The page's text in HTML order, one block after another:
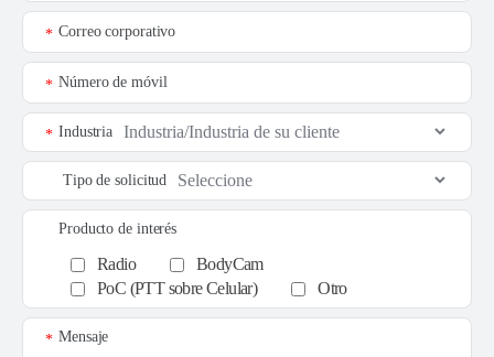
Correo corporativo
*
Número de móvil
*
Industria
*
Tipo de solicitud
Producto de interés
Radio
BodyCam
PoC (PTT sobre Celular)
Otro
Mensaje
*